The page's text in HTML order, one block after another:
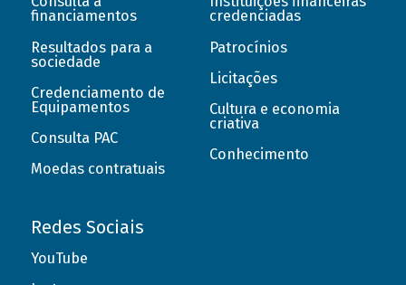
financiamentos
Resultados para a
sociedade
Credenciamento de
Equipamentos
Consulta PAC
Moedas contratuais
credenciadas
Patrocínios
Licitações
Cultura e economia
criativa
Conhecimento
Redes Sociais
YouTube